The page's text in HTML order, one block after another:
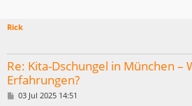
Rick
Re: Kita-Dschungel in München –
Erfahrungen?
B03 Jul 2025 14:51